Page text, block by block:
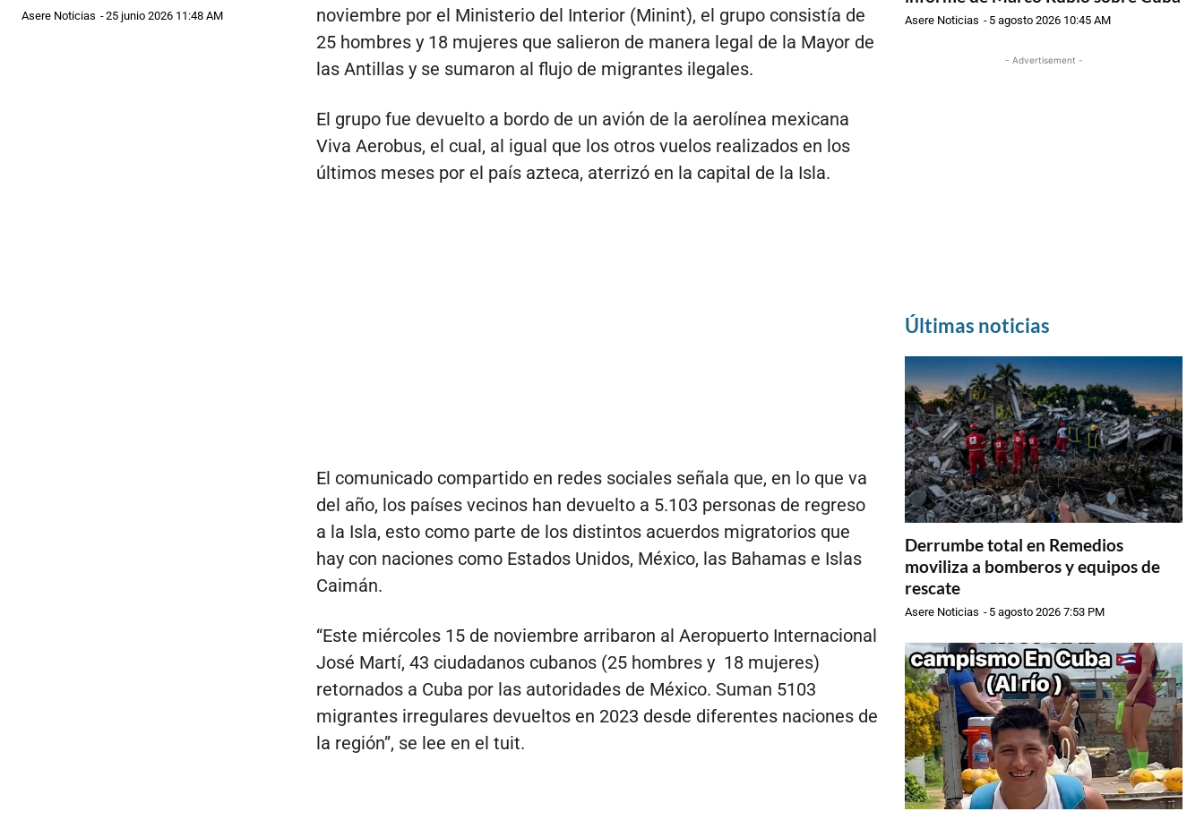
Asere Noticias -25 junio 2026 11:48 AM
noviembre por el Ministerio del Interior (Minint), el grupo consistía de
25 hombres y 18 mujeres que salieron de manera legal de la Mayor de
las Antillas y se sumaron al flujo de migrantes ilegales.
El grupo fue devuelto a bordo de un avión de la aerolínea mexicana
Viva Aerobus, el cual, al igual que los otros vuelos realizados en los
últimos meses por el país azteca, aterrizó en la capital de la Isla.
El comunicado compartido en redes sociales señala que, en lo que va
del año, los países vecinos han devuelto a 5.103 personas de regreso
a la Isla, esto como parte de los distintos acuerdos migratorios que
hay con naciones como Estados Unidos, México, las Bahamas e Islas
Caimán.
“Este miércoles 15 de noviembre arribaron al Aeropuerto Internacional
José Martí, 43 ciudadanos cubanos (25 hombres y 18 mujeres)
retornados a Cuba por las autoridades de México. Suman 5103
migrantes irregulares devueltos en 2023 desde diferentes naciones de
la región”, se lee en el tuit.
Asere Noticias - 5 agosto 2026 10:45 AM
- Advertisement -
Últimas noticias
Derrumbe total en Remedios
moviliza a bomberos y equipos de
rescate
Asere Noticias - 5 agosto 2026 7:53 PM